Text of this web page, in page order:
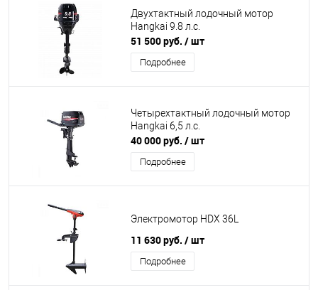
Двухтактный лодочный мотор
Hangkai 9.8 л.с.
51 500 руб. / шт
Подробнее
Четырехтактный лодочный мотор
Hangkai 6,5 л.с.
40 000 руб. / шт
Подробнее
Электромотор HDX 36L
11 630 руб. / шт
Подробнее